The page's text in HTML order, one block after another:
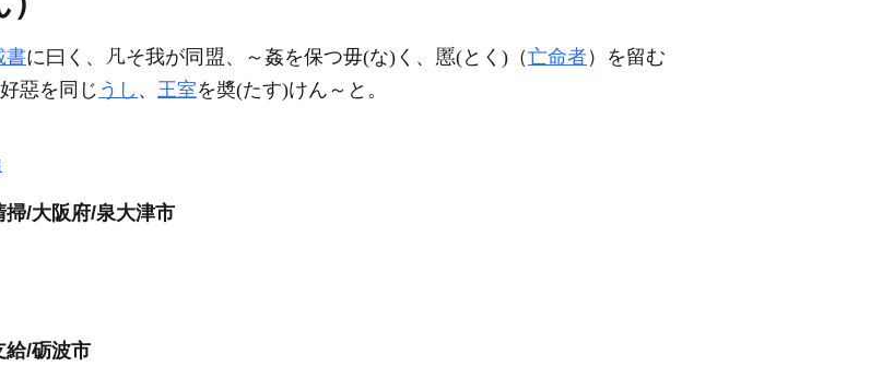
書に曰く、 そ我が同 、～姦を保つ毋(な)く、 (とく)（亡命者）を留む
惡を同じ うし 、 王室を奬(たす)けん～と。
掃/大阪府/泉大津市
給/砺波市